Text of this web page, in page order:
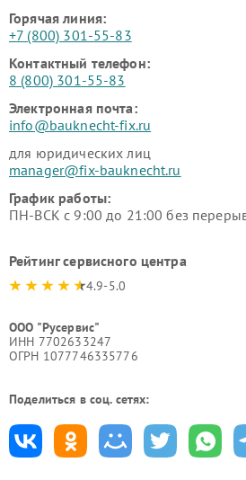
Горячая линия:
+7 (800) 301-55-83
Контактный телефон:
8 (800) 301-55-83
Электронная почта:
info@bauknecht-fix.ru
для юридических лиц
manager@fix-bauknecht.ru
График работы:
ПН-ВСК с 9:00 до 21:00 без
Рейтинг сервисного центра
4.9-5.0
ООО "Русервис"
ИНН 7702633247
ОГРН 1077746335776
Поделиться в соц. сетях: